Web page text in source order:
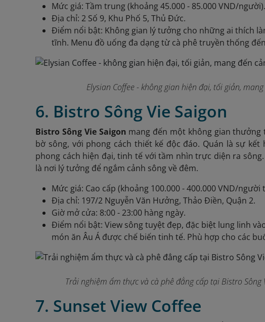
Mức giá: Tầm trung (khoảng 45.000 - 85.000 VND/người).
Địa chỉ: 2 Số 9, Khu Phố 5, Thủ Đức.
Điểm nổi bật: Không gian lý tưởng cho những ai thích
tĩnh. Menu đồ uống đa dạng từ cà phê truyền thống
Elysian Coffee - không gian hiện đại, tối giản,
6. Bistro Sông Vie Saigon
Bistro Sông Vie Saigon mang đến một không gian thưởng
bờ sông, với phong cách thiết kế độc đáo. Quán là sự
phong cách hiện đại, tinh tế với tầm nhìn trực diện ra
là nơi lý tưởng để ngắm cảnh sông về đêm.
Mức giá: Cao cấp (khoảng 100.000 - 400.000 VND/
Địa chỉ: 197/2 Nguyễn Văn Hưởng, Thảo Điền, Quận 2.
Giờ mở cửa: 8:00 - 23:00 hàng ngày.
Điểm nổi bật: View sông tuyệt đẹp, đặc biệt lung linh
món ăn Âu Á được chế biến tinh tế. Phù hợp cho các
Trải nghiệm ẩm thực và cà phê đẳng cấp tại Bistro
7. Sunset View Coffee